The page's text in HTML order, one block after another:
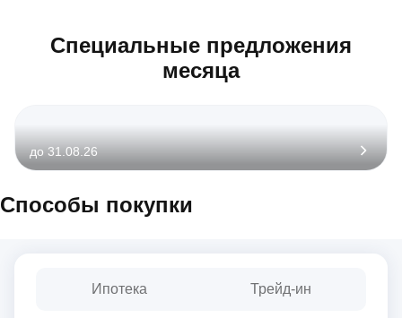
Специальные предложения
месяца
до 31.08.26
Способы покупки
Ипотека Трейд-ин